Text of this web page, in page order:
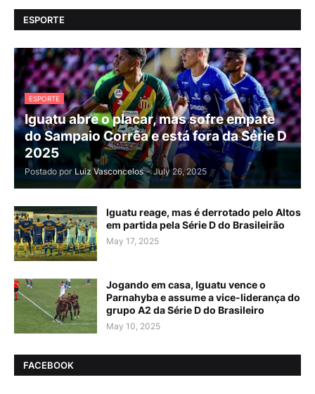
ESPORTE
ESPORTE
Iguatu abre o placar, mas sofre empate
do Sampaio Corrêa e está fora da Série D
2025
Postado por Luiz Vasconcelos - July 26, 2025
Iguatu reage, mas é derrotado pelo Altos
em partida pela Série D do Brasileirão
May 17, 2025
Jogando em casa, Iguatu vence o
Parnahyba e assume a vice-liderança do
grupo A2 da Série D do Brasileiro
May 10, 2025
FACEBOOK